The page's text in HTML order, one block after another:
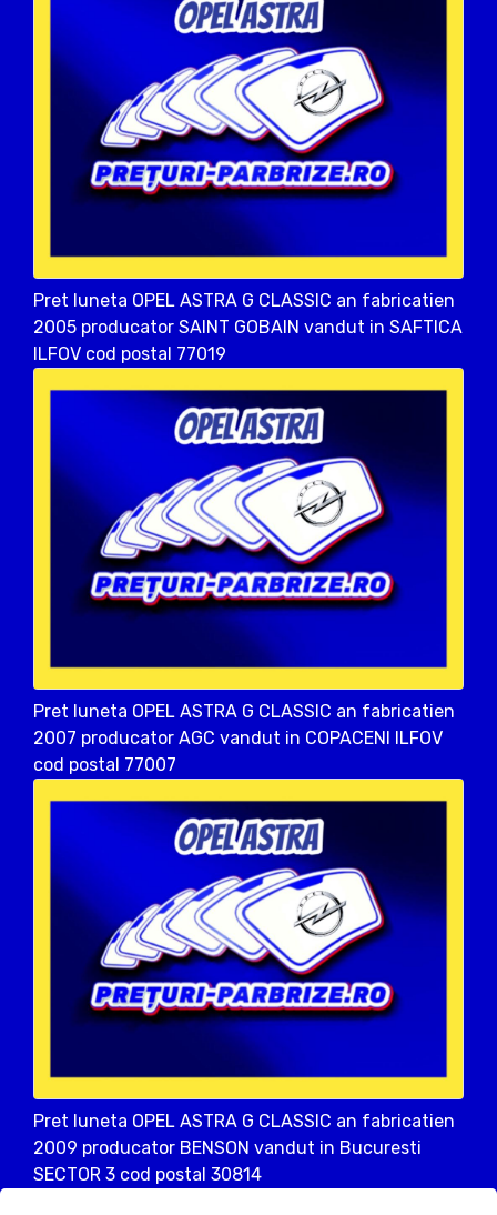
Pret luneta OPEL ASTRA G CLASSIC an fabricatien
2005 producator SAINT GOBAIN vandut in SAFTICA
ILFOV cod postal 77019
Pret luneta OPEL ASTRA G CLASSIC an fabricatien
2007 producator AGC vandut in COPACENI ILFOV
cod postal 77007
Pret luneta OPEL ASTRA G CLASSIC an fabricatien
2009 producator BENSON vandut in Bucuresti
SECTOR 3 cod postal 30814